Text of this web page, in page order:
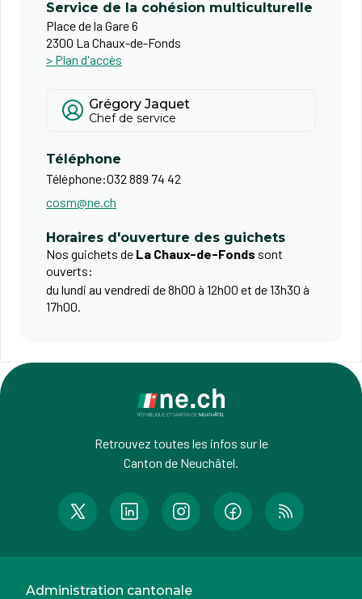
Service de la cohésion multiculturelle
Place de la Gare 6
2300 La Chaux-de-Fonds
> Plan d'accès
Grégory Jaquet
Chef de service
Téléphone
Téléphone:032 889 74 42
cosm@ne.ch
Horaires d'ouverture des guichets
Nos guichets de La Chaux-de-Fonds sont
ouverts:
du lundi au vendredi de 8h00 à 12h00 et de 13h30 à
17h00. ​
Retrouvez toutes les infos sur le
Canton de Neuchâtel.
Administration cantonale